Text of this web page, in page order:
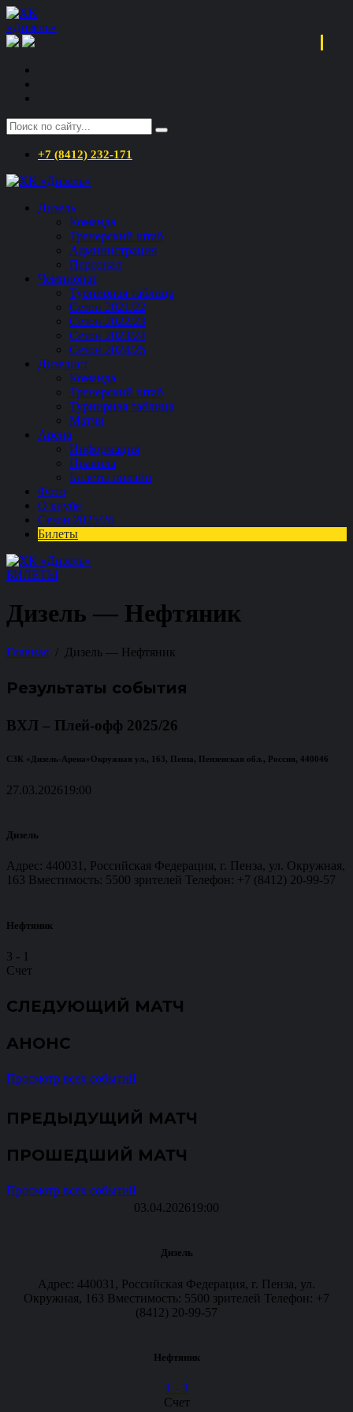
+7 (8412) 232-171
Дизель
Команда
Тренерский штаб
Администрация
Персонал
Чемпионат
Турнирная таблица
Сезон 2021/22
Сезон 2022/23
Сезон 2023/24
Сезон 2024/25
Дизелист
Команда
Тренерский штаб
Турнирная таблица
Матчи
Арена
Информация
Правила
Билеты онлайн
Фото
О клубе
Сезон 2025/26
Билеты
БИЛЕТЫ
Дизель — Нефтяник
Главная Дизель — Нефтяник
Результаты события
ВХЛ – Плей-офф 2025/26
СЗК «Дизель-Арена»Окружная ул., 163, Пенза, Пензенская обл., Россия, 440046
27.03.2026 19:00
Дизель
Адрес: 440031, Российская Федерация, г. Пенза, ул. Окружная,
163 Вместимость: 5500 зрителей Телефон: +7 (8412) 20-99-57
Нефтяник
3 - 1
Счет
СЛЕДУЮЩИЙ МАТЧ
АНОНС
Просмотр всех событий
ПРЕДЫДУЩИЙ МАТЧ
ПРОШЕДШИЙ МАТЧ
Просмотр всех событий
03.04.2026 19:00
Дизель
Адрес: 440031, Российская Федерация, г. Пенза, ул.
Окружная, 163 Вместимость: 5500 зрителей Телефон: +7
(8412) 20-99-57
Нефтяник
1 - 3
Счет